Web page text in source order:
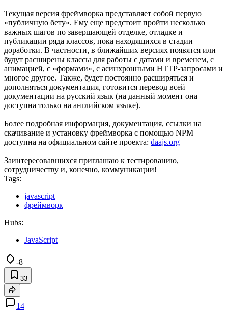
Текущая версия фреймворка представляет собой первую
«публичную бету». Ему еще предстоит пройти несколько
важных шагов по завершающей отделке, отладке и
публикации ряда классов, пока находящихся в стадии
доработки. В частности, в ближайших версиях появятся или
будут расширены классы для работы с датами и временем, с
анимацией, с «формами», с асинхронными HTTP-запросами и
многое другое. Также, будет постоянно расширяться и
дополняться документация, готовится перевод всей
документации на русский язык (на данный момент она
доступна только на английском языке).
Более подробная информация, документация, ссылки на
скачивание и установку фреймворка с помощью NPM
доступна на официальном сайте проекта: daajs.org
Заинтересовавшихся приглашаю к тестированию,
сотрудничеству и, конечно, коммуникации!
Tags:
javascript
фреймворк
Hubs:
JavaScript
-8
33
14